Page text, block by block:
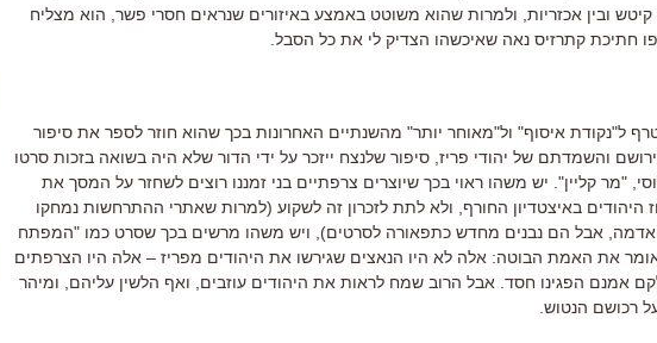
קיטש ובין אכזריות, ולמרות שהוא משוטט באמצע באיזורים שנראים חסרי פשר, הוא מצליח
חתיכת קתרזיס נאה שאיכשהו הצדיק לי את כל הסבל.
ל"נקודת איסוף" ול"מאוחר יותר" מהשנתיים האחרונות בכך שהוא חוזר לספר את סיפור
והשמדתם של יהודי פריז, סיפור שלנצח ייזכר על ידי הדור שלא היה בשואה בזכות סרטו
"מר קליין". יש משהו ראוי בכך שיוצרים צרפתיים בני זמננו רוצים לשחזר על המסך את
היהודים באיצטדיון החורף, ולא לתת לזכרון זה לשקוע (למרות שאתרי ההתרחשות נמחקו
אבל הם נבנים מחדש כתפאורה לסרטים), ויש משהו מרשים בכך שסרט כמו "המפתח
את האמת הבוטה: אלה לא היו הנאצים שגירשו את היהודים מפריז – אלה היו הצרפתים
אמנם הפגינו חסד. אבל הרוב שמח לראות את היהודים עוזבים, ואף הלשין עליהם, ומיהר
רכושם הנטוש.